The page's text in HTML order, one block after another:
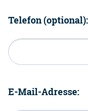
Telefon (optional):
E-Mail-Adresse: